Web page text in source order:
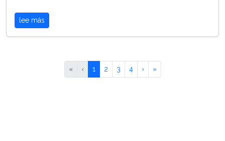
lee más
« ‹ 1 2 3 4 › »